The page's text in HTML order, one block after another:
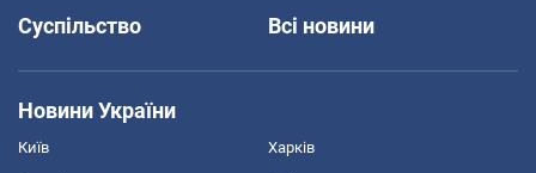
Суспільство
Всі новини
Новини України
Київ Харків